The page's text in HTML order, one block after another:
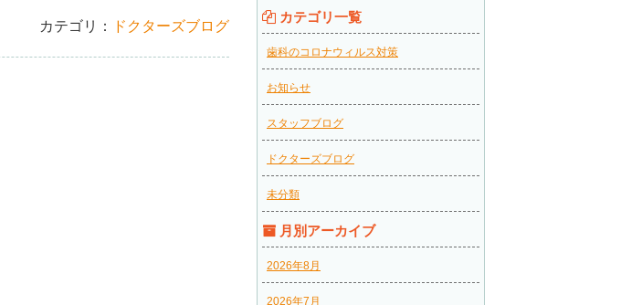
カテゴリ： ドクターズブログ
カテゴリ一覧
歯科のコロナウィルス対策
お知らせ
スタッフブログ
ドクターズブログ
未分類
月別アーカイブ
2026年8月
2026年7月